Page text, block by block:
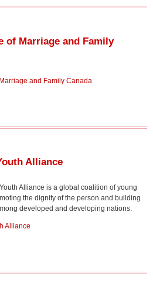
of Marriage and Family
and Family Canada
Alliance
Alliance is a global coalition of young
the dignity of the person and building
developed and developing nations.
Alliance